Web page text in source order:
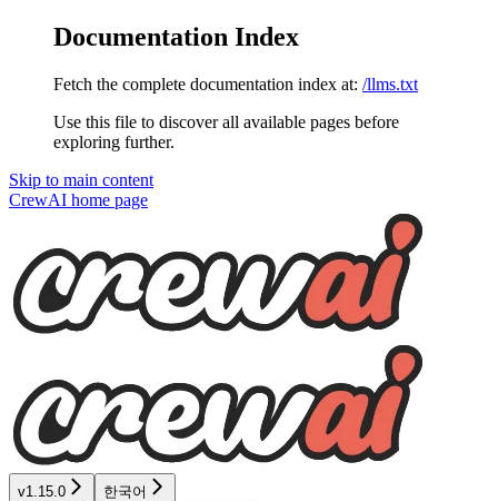
Documentation Index
Fetch the complete documentation index at: /llms.txt
Use this file to discover all available pages before
exploring further.
Skip to main content
CrewAI home page
v1.15.0 한국어